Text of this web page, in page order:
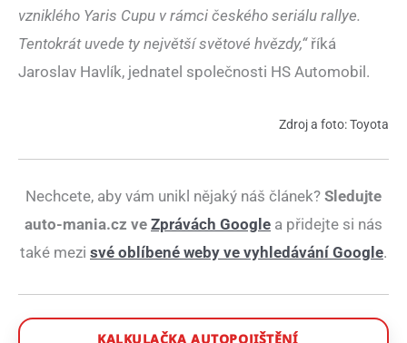
vzniklého Yaris Cupu v rámci českého seriálu rallye.
Tentokrát uvede ty největší světové hvězdy,“říká
Jaroslav Havlík, jednatel společnosti HS Automobil.
Zdroj a foto: Toyota
Nechcete, aby vám unikl nějaký náš článek? Sledujte
auto-mania.cz ve Zprávách Google a přidejte si nás
také mezi své oblíbené weby ve vyhledávání Google.
KALKULAČKA AUTOPOJIŠTĚNÍ